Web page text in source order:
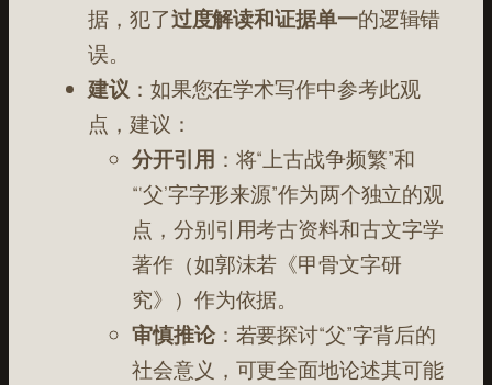
据，犯了过度解读和证据单一的逻辑错
误。
建议 ：如果您在学术写作中参考此观
点，建议：
分开引用 ：将“上古战争频繁”和
“‘父’字字形来源”作为两个独立的观
点，分别引用考古资料和古文字学
著作（如郭沫若《甲骨文字研
究》）作为依据。
审慎推论：若要探讨“父”字背后的
社会意义，可更全面地论述其可能